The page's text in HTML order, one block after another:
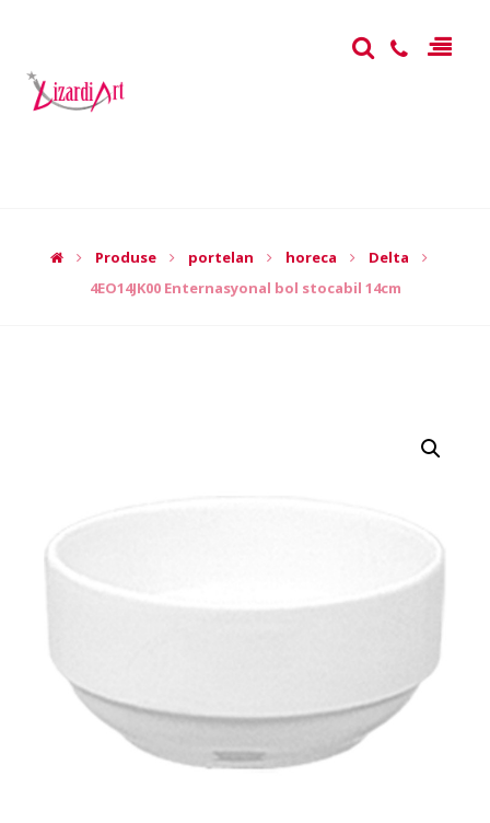
Produse portelan horeca
Delta
4EO14JK00 Enternasyonal bol stocabil 14cm